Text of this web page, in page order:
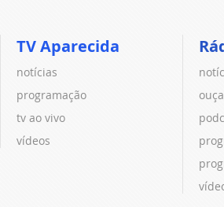
TV Aparecida
notícias
programação
tv ao vivo
vídeos